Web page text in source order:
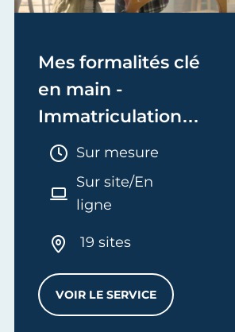
Mes formalités clé
en main -
Immatriculation
(EI/Micro-entreprise
ou réel)
Durée :
Sur mesure
Sur site/En
ligne
19 sites
VOIR LE SERVICEMES FORMALITÉS